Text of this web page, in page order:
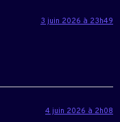
3 juin 2026 à 23h49
4 juin 2026 à 2h08